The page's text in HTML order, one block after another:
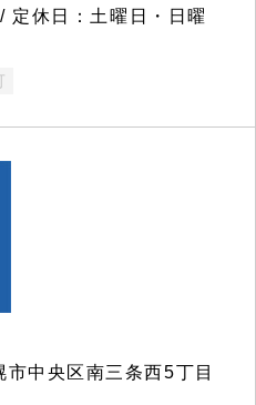
休日：土曜日・日曜
中央区南三条西5丁目